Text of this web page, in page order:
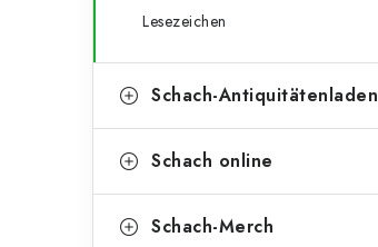
Lesezeichen
Schach-Antiquitätenladen
Schach online
Schach-Merch